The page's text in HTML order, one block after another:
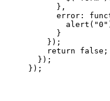
      },
error:
      }
    });
    return false;
  });
});